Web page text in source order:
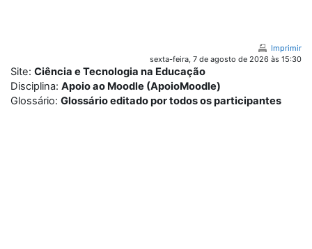
Imprimir
sexta-feira, 7 de agosto de 2026 às 15:30
Site: Ciência e Tecnologia na Educação
Disciplina: Apoio ao Moodle (ApoioMoodle)
Glossário: Glossário editado por todos os participantes